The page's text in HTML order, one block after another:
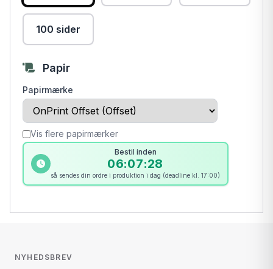
100 sider
Papir
Papirmærke
Vis flere papirmærker
Bestil inden
06:07:28
så sendes din ordre i produktion i dag (deadline kl. 17:00)
NYHEDSBREV